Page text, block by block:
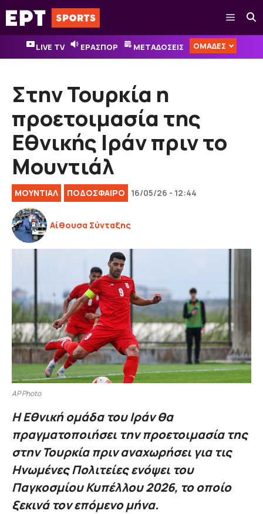
Μετάβαση
σε
περιεχόμενο
Μενού
LIVE TV ΕΡΑΣΠΟΡ ΜΕΤΑΔΟΣΕΙΣ ΟΜΑΔΕΣ
Στην Τουρκία η
προετοιμασία της
Eθνικής Ιράν πριν το
Μουντιάλ
ΜΟΥΝΤΙΑΛ ΠΟΔΟΣΦΑΙΡΟ 16/05/26 - 12:44
Αίθουσα Σύνταξης
AP Photo
Η Εθνική ομάδα του Ιράν θα
πραγματοποιήσει την προετοιμασία της
στην Τουρκία πριν αναχωρήσει για τις
Ηνωμένες Πολιτείες ενόψει του
Παγκοσμίου Κυπέλλου 2026, το οποίο
ξεκινά τον επόμενο μήνα.